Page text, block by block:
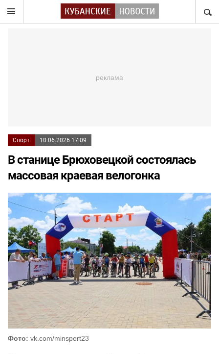
Спорт 10.06.2026 17:09
В станице Брюховецкой состоялась
массовая краевая велогонка
Фото: vk.com/minsport23